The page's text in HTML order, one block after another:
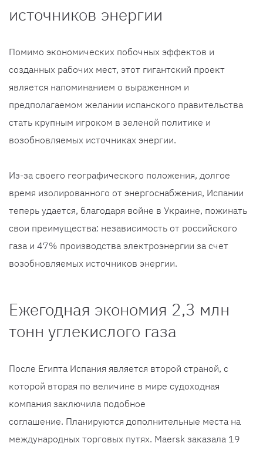
источников энергии
Помимо экономических побочных эффектов и
созданных рабочих мест, этот гигантский проект
является напоминанием о выраженном и
предполагаемом желании испанского правительства
стать крупным игроком в зеленой политике и
возобновляемых источниках энергии.
Из-за своего географического положения, долгое
время изолированного от энергоснабжения, Испании
теперь удается, благодаря войне в Украине, пожинать
свои преимущества: независимость от российского
газа и 47% производства электроэнергии за счет
возобновляемых источников энергии.
Ежегодная экономия 2,3 млн
тонн углекислого газа
После Египта Испания является второй страной, с
которой вторая по величине в мире судоходная
компания заключила подобное
соглашение. Планируются дополнительные места на
международных торговых путях. Maersk заказала 19